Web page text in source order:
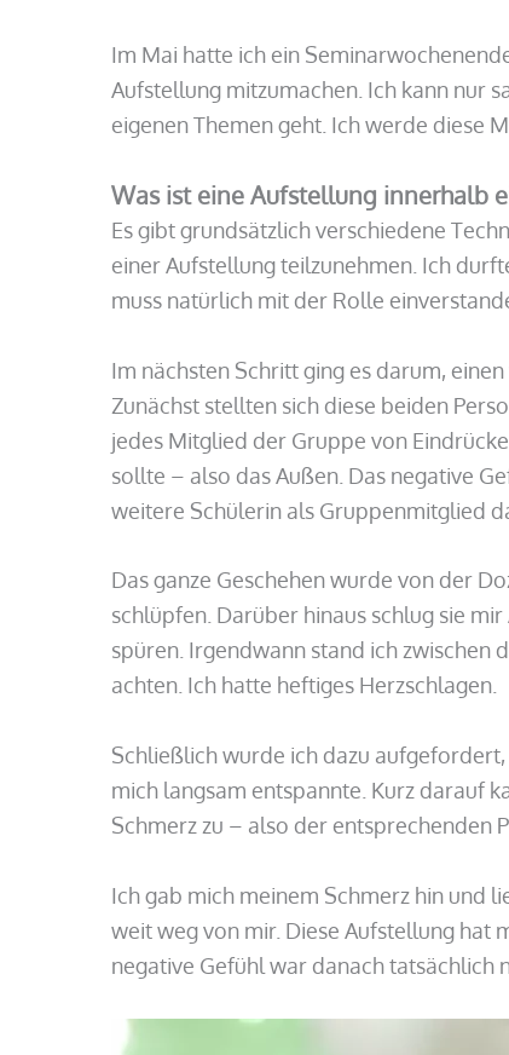
Im Mai hatte ich ein
Aufstellung mitzumachen. Ich kann nur
eigenen Themen geht. Ich werde diese
Was ist eine Aufstellung innerhalb
Es gibt grundsätzlich verschiedene
einer Aufstellung teilzunehmen. Ich
muss natürlich mit der Rolle
Im nächsten Schritt ging es darum,
Zunächst stellten sich diese beiden
jedes Mitglied der Gruppe von
sollte – also das Außen. Das negative
weitere Schülerin als Gruppenmitglied
Das ganze Geschehen wurde von der
schlüpfen. Darüber hinaus schlug sie
spüren. Irgendwann stand ich
achten. Ich hatte heftiges Herzschlagen.
Schließlich wurde ich dazu
mich langsam entspannte. Kurz darauf
Schmerz zu – also der entsprechenden
Ich gab mich meinem Schmerz hin und
weit weg von mir. Diese Aufstellung hat
negative Gefühl war danach tatsächlich